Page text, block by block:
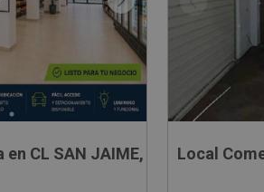
CL SAN JAIME, - Local